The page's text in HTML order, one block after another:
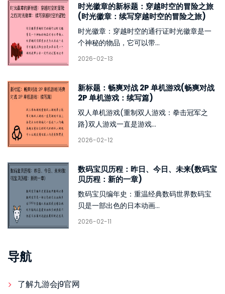
时光徽章的新标题：穿越时空的冒险之旅
(时光徽章：续写穿越时空的冒险之旅)
时光徽章：穿越时空的通行证时光徽章是一
个神秘的物品，它可以带...
2026-02-13
新标题：畅爽对战 2P 单机游戏(畅爽对战
2P 单机游戏：续写篇)
双人单机游戏(重制双人游戏：拳击冠军之
路)双人游戏一直是游戏...
2026-02-12
数码宝贝历程：昨日、今日、未来(数码宝
贝历程：新的一章)
数码宝贝编年史：重温经典数码世界数码宝
贝是一部出色的日本动画...
2026-02-11
导航
了解九游会j9官网